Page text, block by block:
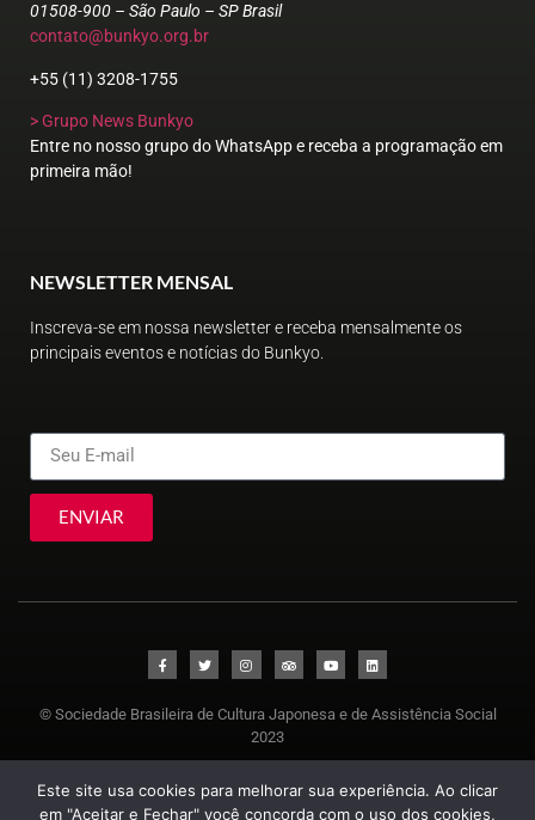
01508-900 – São Paulo – SP Brasil
contato@bunkyo.org.br
+55 (11) 3208-1755
> Grupo News Bunkyo
Entre no nosso grupo do WhatsApp e receba a programação em
primeira mão!
NEWSLETTER MENSAL
Inscreva-se em nossa newsletter e receba mensalmente os
principais eventos e notícias do Bunkyo.
ENVIAR
© Sociedade Brasileira de Cultura Japonesa e de Assistência Social
2023
Este site usa cookies para melhorar sua experiência. Ao clicar
em "Aceitar e Fechar" você concorda com o uso dos cookies,